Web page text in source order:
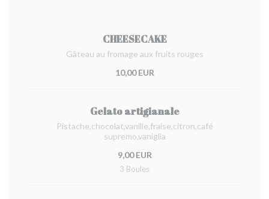
CHEESECAKE
Gâteau au fromage aux fruits rouges
10,00 EUR
Gelato artigianale
Pistache,chocolat,vanille,fraise,citron,café
supremo,vaniglia
9,00 EUR
3 Boules